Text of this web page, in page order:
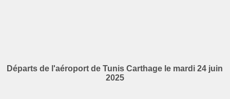
Départs de l'aéroport de Tunis Carthage le mardi 24 juin
2025